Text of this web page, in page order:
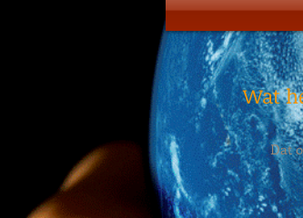
Wat
Dat